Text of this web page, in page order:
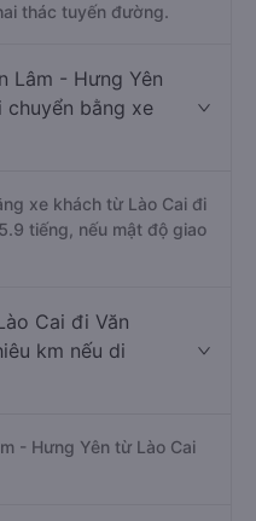
thác tuyến đường.
Lâm - Hưng Yên
bằng xe
xe khách từ Lào Cai đi
tiếng, nếu mật độ giao
Cai đi Văn
km nếu di
- Hưng Yên từ Lào Cai